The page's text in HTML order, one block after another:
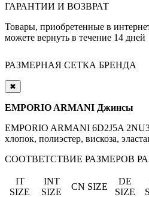
ГАРАНТИИ И ВОЗВРАТ
Товары, приобретенные в
можете вернуть в течение 14 дней
РАЗМЕРНАЯ СЕТКА БРЕНДА
✖
EMPORIO ARMANI Джинсы
EMPORIO ARMANI 6D2J5A
хлопок, полиэстер, вискоза,
СООТВЕТСТВИЕ РАЗМЕРОВ
IT
SIZE
INT
SIZE
CN SIZE
DE
SIZE